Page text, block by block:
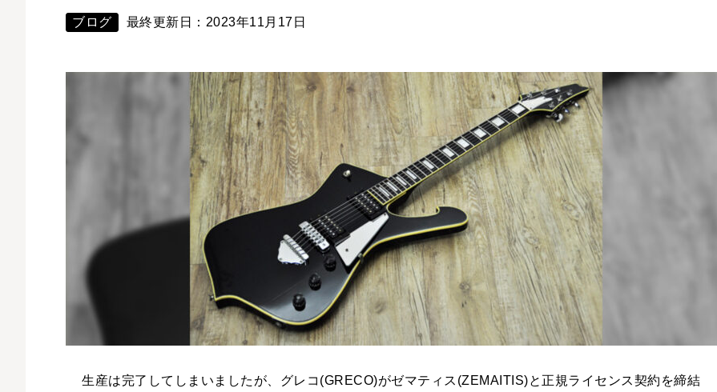
ブログ 最終更新日：2023年11月17日
生産は完了してしまいましたが、グレコ(GRECO)がゼマティス(ZEMAITIS)と正規ライセンス契約を締結